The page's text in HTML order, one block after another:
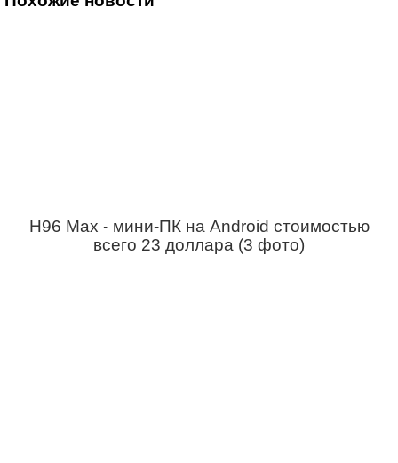
Н96 Мах - мини-ПК на Android стоимостью
всего 23 доллара (3 фото)